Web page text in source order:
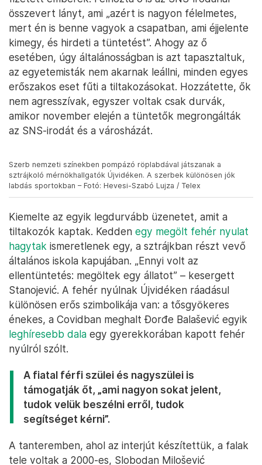
összevert lányt, ami „azért is nagyon félelmetes,
mert én is benne vagyok a csapatban, ami éjjelente
kimegy, és hirdeti a tüntetést”. Ahogy az ő
esetében, úgy általánosságban is azt tapasztaltuk,
az egyetemisták nem akarnak leállni, minden egyes
erőszakos eset fűti a tiltakozásokat. Hozzátette, ők
nem agresszívak, egyszer voltak csak durvák,
amikor november elején a tüntetők megrongálták
az SNS-irodát és a városházát.
Szerb nemzeti színekben pompázó röplabdával játszanak a
sztrájkoló mérnökhallgatók Újvidéken. A szerbek különösen jók
labdás sportokban – Fotó: Hevesi-Szabó Lujza / Telex
Kiemelte az egyik legdurvább üzenetet, amit a
tiltakozók kaptak. Keddenegy megölt fehér nyulat
hagytakismeretlenek egy, a sztrájkban részt vevő
általános iskola kapujában. „Ennyi volt az
ellentüntetés: megöltek egy állatot” – kesergett
Stanojević. A fehér nyúlnak Újvidéken ráadásul